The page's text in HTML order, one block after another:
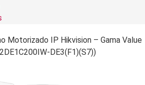
Motorizado IP Hikvision – Gama Value
DE3(F1)(S7))